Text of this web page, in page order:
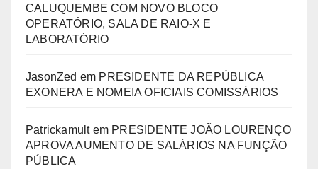
CALUQUEMBE COM NOVO BLOCO
OPERATÓRIO, SALA DE RAIO-X E
LABORATÓRIO
JasonZed em PRESIDENTE DA REPÚBLICA
EXONERA E NOMEIA OFICIAIS COMISSÁRIOS
Patrickamultem PRESIDENTE JOÃO LOURENÇO
APROVA AUMENTO DE SALÁRIOS NA FUNÇÃO
PÚBLICA